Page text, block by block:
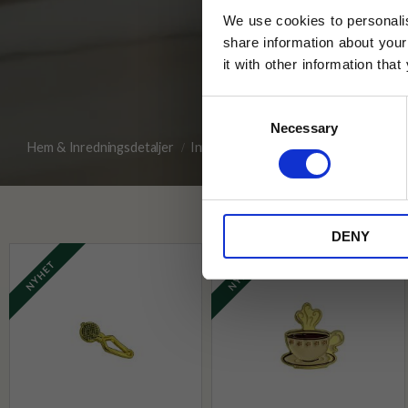
We use cookies to
share information about
it with other information that
Necessary
DENY
Hem & Inredningsdetaljer Inredning & Dekoration
NYHET NYHET
Jag samtycker till Tehuset Javas
* Rabatten gäller endast online på
på ordinarie priser och kan ej